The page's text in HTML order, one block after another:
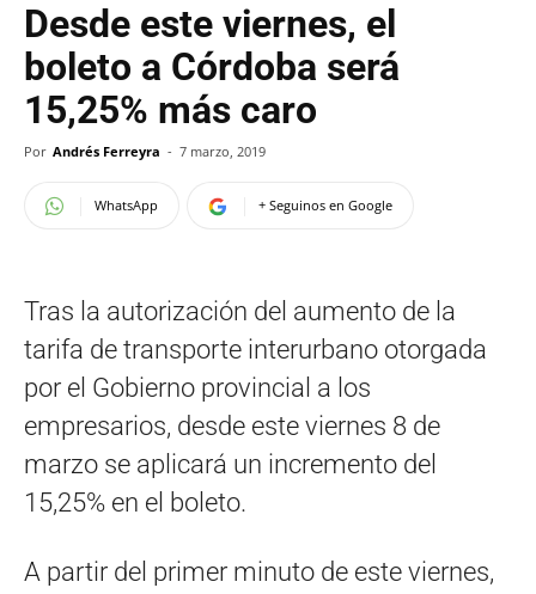
Desde este viernes, el
boleto a Córdoba será
15,25% más caro
Por Andrés Ferreyra - 7 marzo, 2019
WhatsApp + Seguinos en Google
Tras la autorización del aumento de la
tarifa de transporte interurbano otorgada
por el Gobierno provincial a los
empresarios, desde este viernes 8 de
marzo se aplicará un incremento del
15,25% en el boleto.
A partir del primer minuto de este viernes,